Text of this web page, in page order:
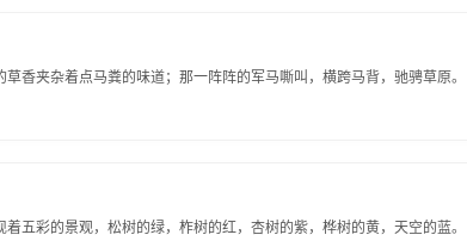
香夹杂着点马粪的味道；那一阵阵的军马嘶叫，横跨马背，驰骋草原。
五彩的景观，松树的绿，柞树的红，杏树的紫，桦树的黄，天空的蓝。